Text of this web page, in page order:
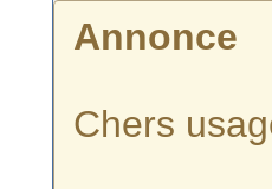
Annonce
Chers